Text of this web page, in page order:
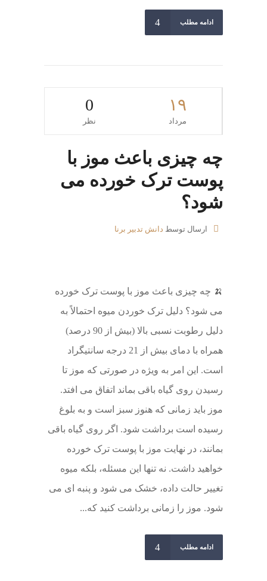
ادامه مطلب
۱۹
مرداد
0
نظر
چه چیزی باعث موز با
پوست ترک خورده می
شود؟
ارسال توسط دانش تدبیر برنا
🍌 چه چیزی باعث موز با پوست ترک خورده
می شود؟ دلیل ترک خوردن میوه احتمالاً به
دلیل رطوبت نسبی بالا (بیش از 90 درصد)
همراه با دمای بیش از 21 درجه سانتیگراد
است. این امر به ویژه در صورتی که موز تا
رسیدن روی گیاه باقی بماند اتفاق می افتد.
موز باید زمانی که هنوز سبز است و به بلوغ
رسیده است برداشت شود. اگر روی گیاه باقی
بمانند، در نهایت موز با پوست ترک خورده
خواهید داشت. نه تنها این مسئله، بلکه میوه
تغییر حالت داده، خشک می شود و پنبه ای می
شود. موز را زمانی برداشت کنید که...
ادامه مطلب